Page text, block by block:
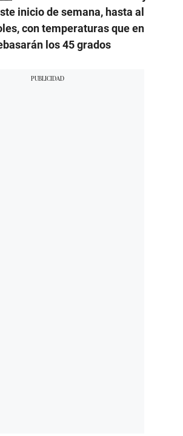
inicio de semana, hasta al
con temperaturas que en
los 45 grados